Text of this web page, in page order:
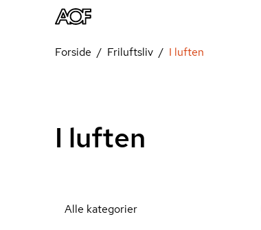
Forside Friluftsliv I luften
I luften
Alle kategorier